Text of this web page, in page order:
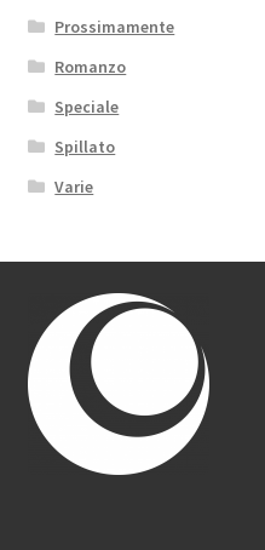
Prossimamente
Romanzo
Speciale
Spillato
Varie